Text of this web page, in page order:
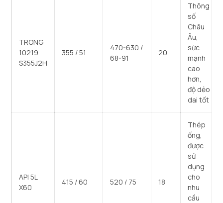
TRONG
10219
S355J2H
355 / 51
470-630 /
68-91
20
Thông
số
Châu
Âu,
sức
mạnh
cao
hơn,
độ dẻo
dai tốt
API 5L
X60
415 / 60 520 / 75 18
Thép
ống,
được
sử
dụng
cho
nhu
cầu